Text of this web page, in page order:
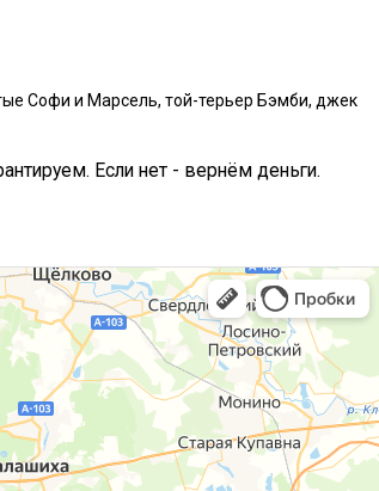
Софи и Марсель, той-терьер Бэмби, джек
Если нет - вернём деньги.